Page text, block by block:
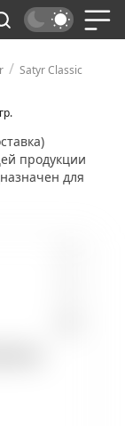
/ Satyr Classic
продукции
для